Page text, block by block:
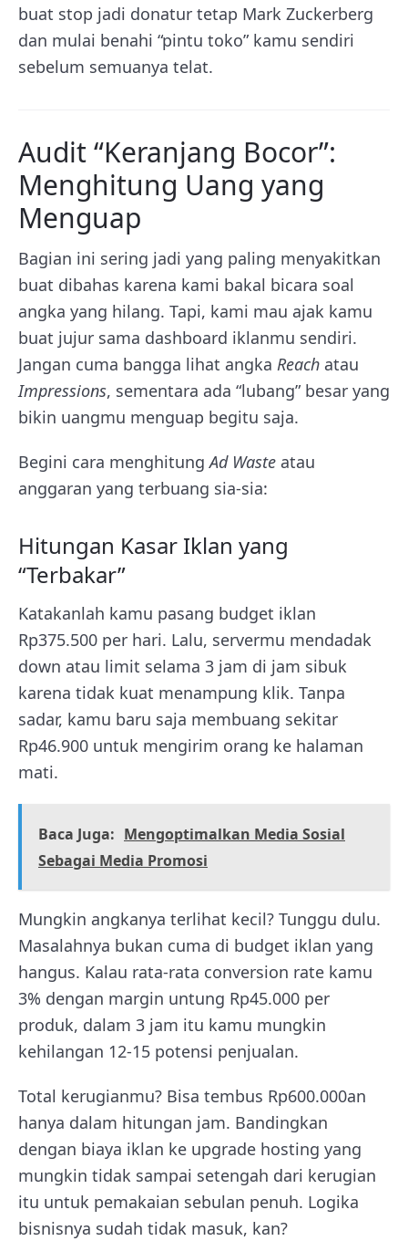
buat stop jadi donatur tetap Mark Zuckerberg
dan mulai benahi “pintu toko” kamu sendiri
sebelum semuanya telat.
Audit “Keranjang Bocor”:
Menghitung Uang yang
Menguap
Bagian ini sering jadi yang paling menyakitkan
buat dibahas karena kami bakal bicara soal
angka yang hilang. Tapi, kami mau ajak kamu
buat jujur sama dashboard iklanmu sendiri.
Jangan cuma bangga lihat angka Reach atau
Impressions, sementara ada “lubang” besar yang
bikin uangmu menguap begitu saja.
Begini cara menghitungAd Waste atau
anggaran yang terbuang sia-sia:
Hitungan Kasar Iklan yang
“Terbakar”
Katakanlah kamu pasang budget iklan
Rp375.500 per hari. Lalu, servermu mendadak
down atau limit selama 3 jam di jam sibuk
karena tidak kuat menampung klik. Tanpa
sadar, kamu baru saja membuang sekitar
Rp46.900 untuk mengirim orang ke halaman
mati.
Baca Juga: Mengoptimalkan Media Sosial
Sebagai Media Promosi
Mungkin angkanya terlihat kecil? Tunggu dulu.
Masalahnya bukan cuma di budget iklan yang
hangus. Kalau rata-rata conversion rate kamu
3% dengan margin untung Rp45.000 per
produk, dalam 3 jam itu kamu mungkin
kehilangan 12-15 potensi penjualan.
Total kerugianmu? Bisa tembus Rp600.000an
hanya dalam hitungan jam. Bandingkan
dengan biaya iklan ke upgrade hosting yang
mungkin tidak sampai setengah dari kerugian
itu untuk pemakaian sebulan penuh. Logika
bisnisnya sudah tidak masuk, kan?